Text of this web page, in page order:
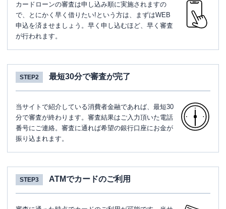
カードローンの審査は申し込み順に実施されますの
で、とにかく早く借りたい!という方は、まずはWEB
申込を済ませましょう。早く申し込むほど、早く審査
が行われます。
STEP2 最短30分で審査が完了
当サイトで紹介している消費者金融であれば、最短30
分で審査が終わります。審査結果はご入力頂いた電話
番号にご連絡。審査に通れば希望の銀行口座にお金が
振り込まれます。
STEP3 ATMでカードのご利用